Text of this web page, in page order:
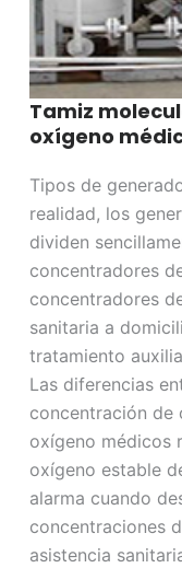
Tamiz
oxígeno
Tipos de
realidad, los
dividen
concentradores
concentradores
sanitaria a
tratamiento
Las diferencias
concentración de
oxígeno médicos
oxígeno estable
alarma cuando
concentraciones
asistencia